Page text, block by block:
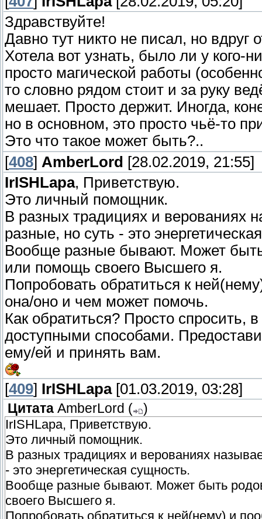
Здравствуйте!
Давно тут никто не писал, но вдруг
Хотела вот узнать, было ли у кого-
просто магической работы
то словно рядом стоит и за руку
мешает. Просто держит. Иногда,
но в основном, это просто чьё-то
Это что такое может быть?..
[408] AmberLord [28.02.2019, 21:55]
IrISHLapa, Приветствую.
Это личный помощник.
В разных традициях и верованиях
разные, но суть - это
Вообще разные бывают. Может
или помощь своего Высшего я.
Попробовать обратиться к
она/оно и чем может помочь.
Как обратиться? Просто спросить,
доступными способами.
ему/ей и принять вам.
[409] IrISHLapa[01.03.2019, 03:28]
Цитата AmberLord (
)
IrISHLapa, Приветствую.
Это личный помощник.
В разных традициях и верованиях
- это энергетическая сущность.
Вообще разные бывают. Может быть
своего Высшего я.
Попробовать обратиться к ней(нему) и